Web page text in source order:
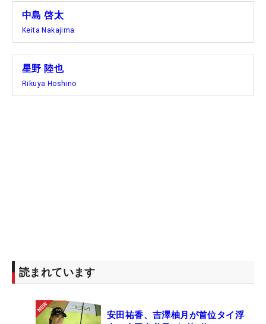
中島 啓太
Keita Nakajima
星野 陸也
Rikuya Hoshino
読まれています
安田祐香、吉澤柚月が首位タイ浮